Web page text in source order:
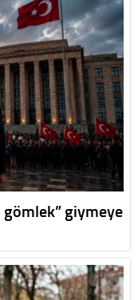
gömlek” giymeye